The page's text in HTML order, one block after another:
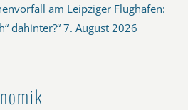
am Leipziger Flughafen:
dahinter?“ 7. August 2026